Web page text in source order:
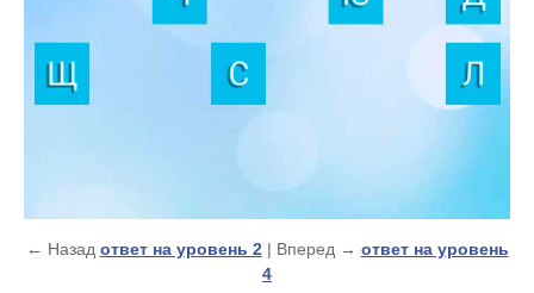
← Назад ответ на уровень 2| Вперед → ответ на уровень
4